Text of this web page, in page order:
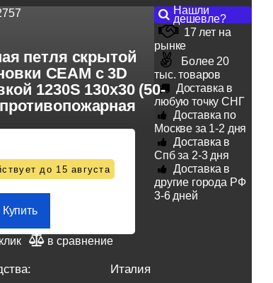
петля скрытой
CEAM с 3D
1230S 130x30 (50-
противопожарная
до 15 августа
Купить
в сравнение
Италия
Нашли
дешевле?
17 лет на
рынке
Более 20
тыс. товаров
Доставка в
любую точку СНГ
Доставка по
Москве за 1-2 дня
Доставка в
Спб за 2-3 дня
Доставка в
другие города РФ
3-6 дней